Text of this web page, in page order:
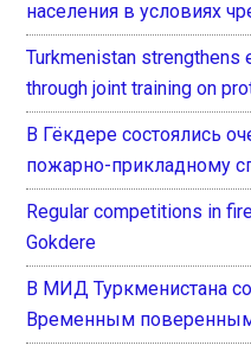
населения в условиях
Turkmenistan strengthens
through joint training on
В Гёкдере состоялись
пожарно-прикладному
Regular competitions in
Gokdere
В МИД Туркменистана
Временным